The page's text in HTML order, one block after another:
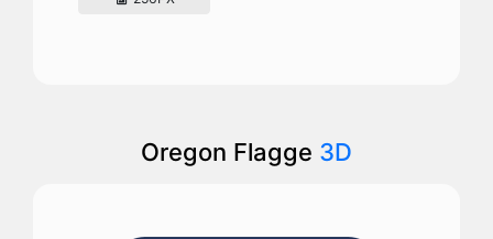
Oregon Flagge 3D